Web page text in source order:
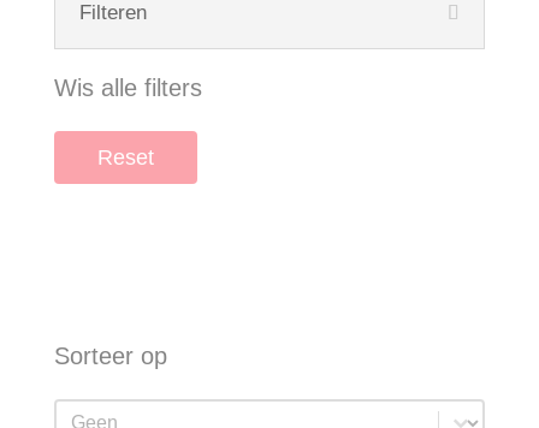
Filteren
Wis alle filters
Reset
Sorteer op
Sorteer op
Sorteer op